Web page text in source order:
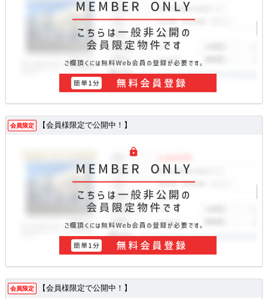
会員限定 【会員様限定で公開中！】
会員限定 【会員様限定で公開中！】